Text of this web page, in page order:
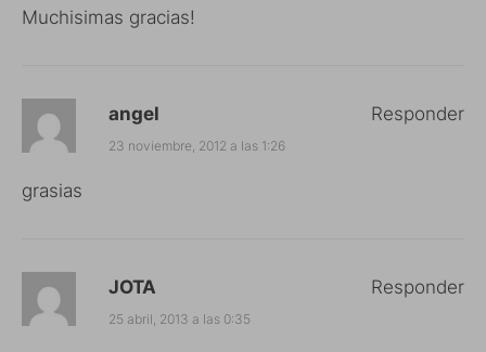
Muchisimas gracias!
angel
23 noviembre, 2012 a las 1:26
grasias
Responder
JOTA
25 abril, 2013 a las 0:35
Responder